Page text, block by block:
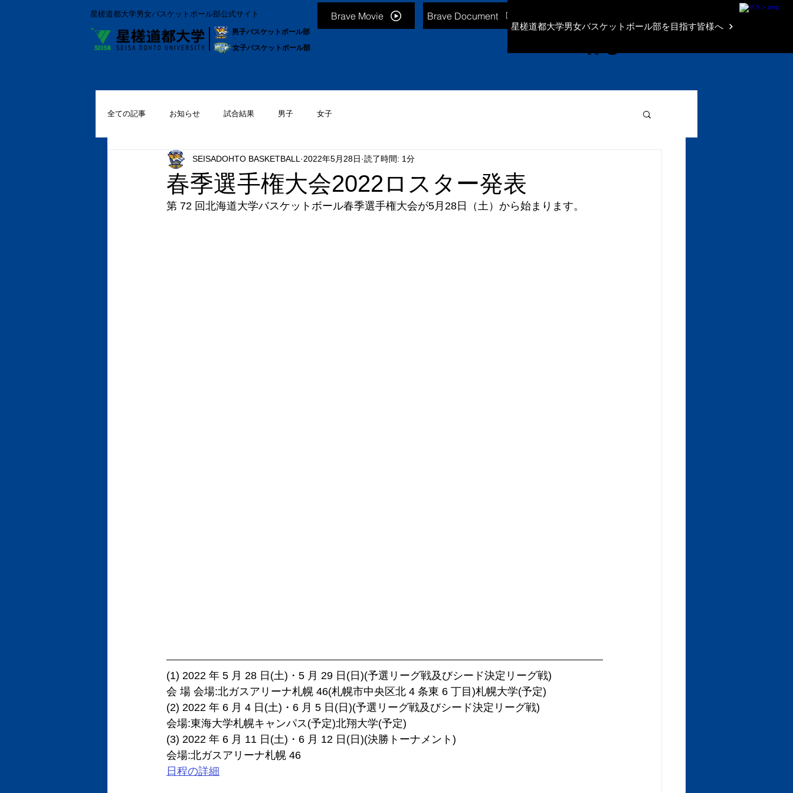
星槎道都大学男女バスケットボール部を目指す皆様へ
星槎道都大学男女バスケットボール部公式サイト Brave Movie
男子バスケットボール部
女子バスケットボール部
Brave Document
全ての記事 お知らせ 試合結果 男子 女子
春季選手権大会2022ロスター発表
SEISADOHTO BASKETBALL 2022年5月28日 読了時間: 1分
第 72 回北海道大学バスケットボール春季選手権大会が5月28日（土）から始まります。
(1) 2022 年 5 月 28 日(土)・5 月 29 日(日)(予選リーグ戦及びシード決定リーグ戦)
会 場 会場:北ガスアリーナ札幌 46(札幌市中央区北 4 条東 6 丁目)札幌大学(予定)
(2) 2022 年 6 月 4 日(土)・6 月 5 日(日)(予選リーグ戦及びシード決定リーグ戦)
会場:東海大学札幌キャンパス(予定)北翔大学(予定)
(3) 2022 年 6 月 11 日(土)・6 月 12 日(日)(決勝トーナメント)
会場:北ガスアリーナ札幌 46
日程の詳細